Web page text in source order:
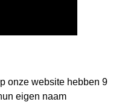
onze website hebben 9
eigen naam